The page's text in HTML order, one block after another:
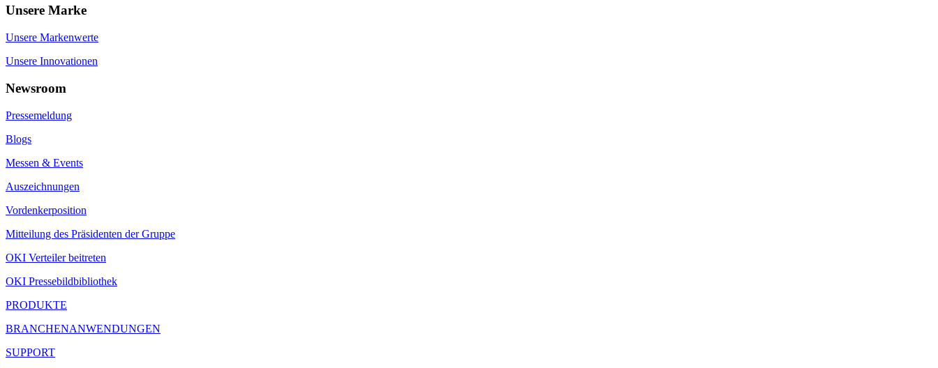
Unsere Marke
Unsere Markenwerte
Unsere Innovationen
Newsroom
Pressemeldung
Blogs
Messen & Events
Auszeichnungen
Vordenkerposition
Mitteilung des Präsidenten der Gruppe
OKI Verteiler beitreten
OKI Pressebildbibliothek
PRODUKTE
BRANCHENANWENDUNGEN
SUPPORT